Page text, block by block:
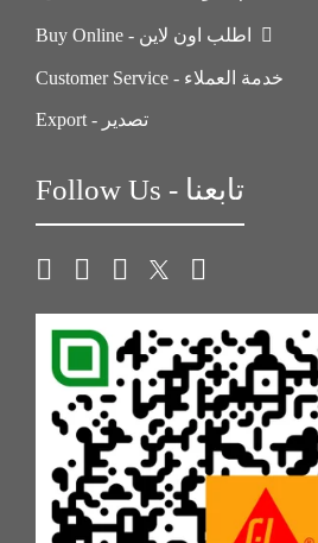
Customer Service - خدمة العملاء
Export - تصدير
Follow Us - تابعنا